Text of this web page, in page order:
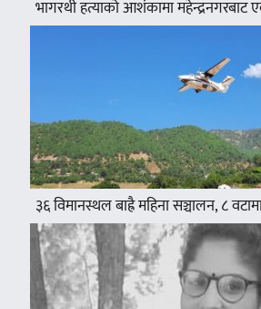
भागरथी हत्याको आशंकामा महेन्द्रनगरबाट
३६ विमानस्थल बाह्रै महिना सञ्चालन, ८